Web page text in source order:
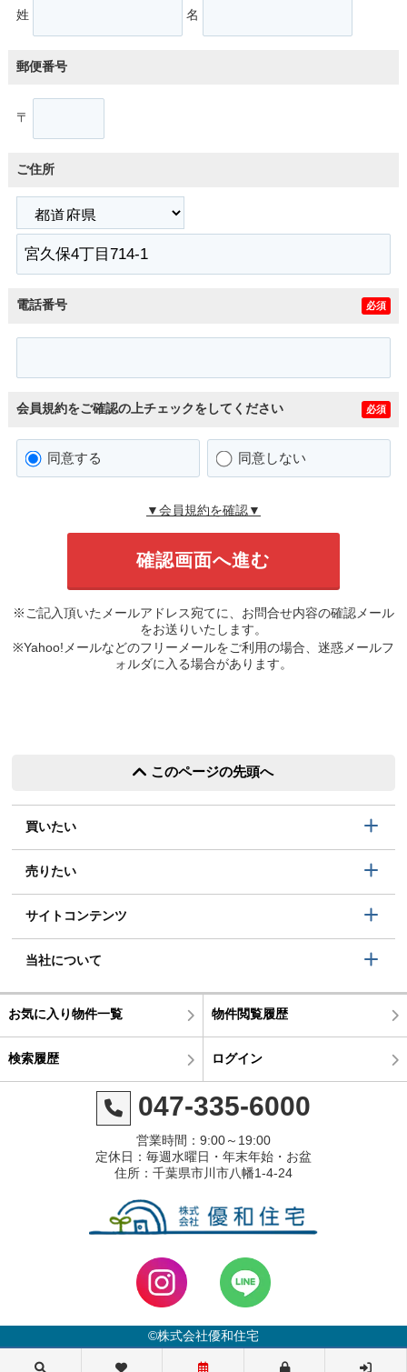
姓 名
郵便番号
〒
ご住所
電話番号 必須
会員規約をご確認の上チェックをしてください 必須
同意する 同意しない
▼会員規約を確認▼
※ご記入頂いたメールアドレス宛てに、お問合せ内容の確認メール
をお送りいたします。
※Yahoo!メールなどのフリーメールをご利用の場合、迷惑メールフ
ォルダに入る場合があります。
このページの先頭へ
買いたい
売りたい
サイトコンテンツ
当社について
お気に入り物件一覧 物件閲覧履歴
検索履歴 ログイン
047-335-6000
営業時間：9:00～19:00
定休日：毎週水曜日・年末年始・お盆
住所：千葉県市川市八幡1-4-24
©株式会社優和住宅